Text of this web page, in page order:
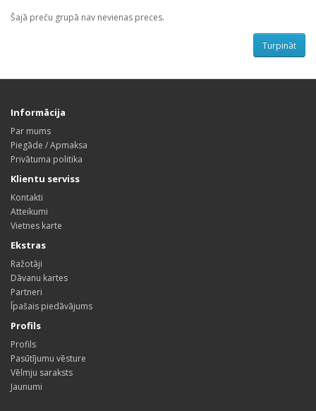
Šajā preču grupā nav nevienas preces.
Turpināt
Informācija
Par mums
Piegāde / Apmaksa
Privātuma politika
Klientu serviss
Kontakti
Atteikumi
Vietnes karte
Ekstras
Ražotāji
Dāvanu kartes
Partneri
Īpašais piedāvājums
Profils
Profils
Pasūtījumu vēsture
Vēlmju saraksts
Jaunumi